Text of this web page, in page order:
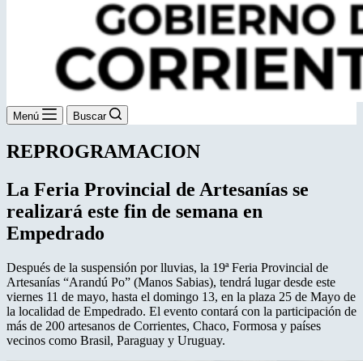
Menú Buscar
REPROGRAMACION
La Feria Provincial de Artesanías se
realizará este fin de semana en
Empedrado
Después de la suspensión por lluvias, la 19ª Feria Provincial de
Artesanías “Arandú Po” (Manos Sabias), tendrá lugar desde este
viernes 11 de mayo, hasta el domingo 13, en la plaza 25 de Mayo de
la localidad de Empedrado. El evento contará con la participación de
más de 200 artesanos de Corrientes, Chaco, Formosa y países
vecinos como Brasil, Paraguay y Uruguay.